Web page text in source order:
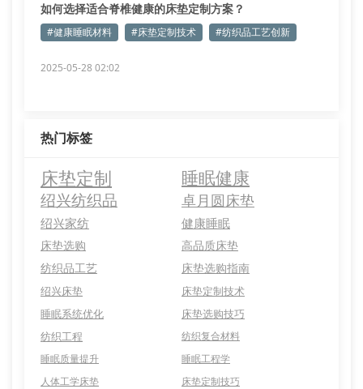
如何选择适合脊椎健康的床垫定制方案？
#健康睡眠材料 #床垫定制技术 #纺织品工艺创新
2025-05-28 02:02
热门标签
床垫定制 睡眠健康
绍兴纺织品 卓月圆床垫
绍兴家纺 健康睡眠
床垫选购
高品质床垫
纺织品工艺
床垫选购指南
绍兴床垫
床垫定制技术
睡眠系统优化
床垫选购技巧
纺织工程
纺织复合材料
睡眠质量提升
睡眠工程学
人体工学床垫
床垫定制技巧